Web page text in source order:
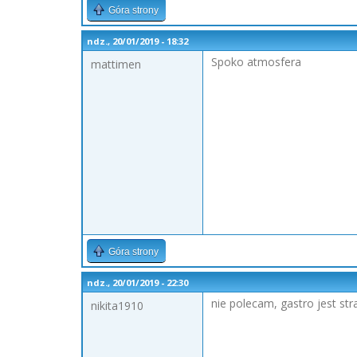
Góra strony
ndz., 20/01/2019 - 18:32
mattimen
Spoko atmosfera
Góra strony
ndz., 20/01/2019 - 22:30
nikita1910
nie polecam, gastro jest